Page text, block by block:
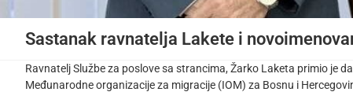
Sastanak ravnatelja Lakete i
Ravnatelj Službe za poslove sa strancima, Žarko Laketa primio je
Međunarodne organizacije za migracije (IOM) za Bosnu i